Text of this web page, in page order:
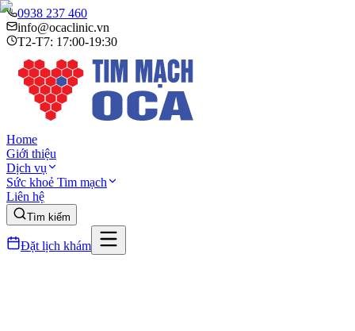
0938 237 460
info@ocaclinic.vn
T2-T7: 17:00-19:30
Home
Giới thiệu
Dịch vụ
Sức khoẻ Tim mạch
Liên hệ
Tìm kiếm
Đặt lịch khám